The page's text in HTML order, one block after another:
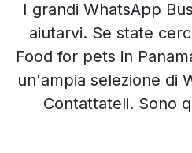
I grandi WhatsApp
aiutarvi. Se state
Food for pets in
un'ampia selezione di
Contattateli. Sono